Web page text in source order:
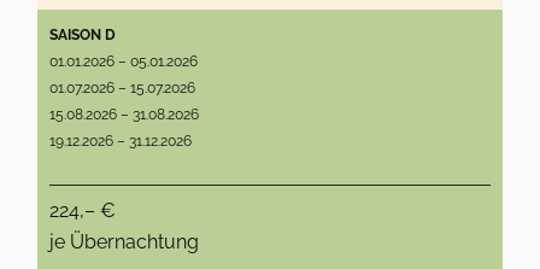
SAISON D
01.01.2026 – 05.01.2026
01.07.2026 – 15.07.2026
15.08.2026 – 31.08.2026
19.12.2026 – 31.12.2026
224,– €
je Übernachtung